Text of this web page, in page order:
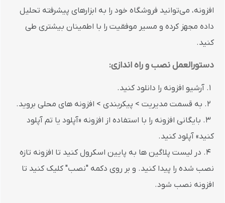
افزونه، می‌توانید فروشگاه خود را به ابزارهای پیشرفته تحلیل
داده مجهز کرده و مسیر موفقیت را با اطمینان بیشتری طی
کنید.
دستورالعمل نصب و راه اندازی:
3. بایگانی افزونه را با استفاده از افزونه «آپلود یا تم آپلود
کنید» آپلود کنید.
4. در لیست پلاگین ها به پایین اسکرول کنید تا افزونه تازه
نصب شده را پیدا کنید. و بر روی دکمه "نصب" کلیک کنید تا
افزونه نصب شود.